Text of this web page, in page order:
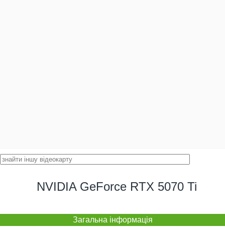
NVIDIA GeForce RTX 5070 Ti
Загальна інформація